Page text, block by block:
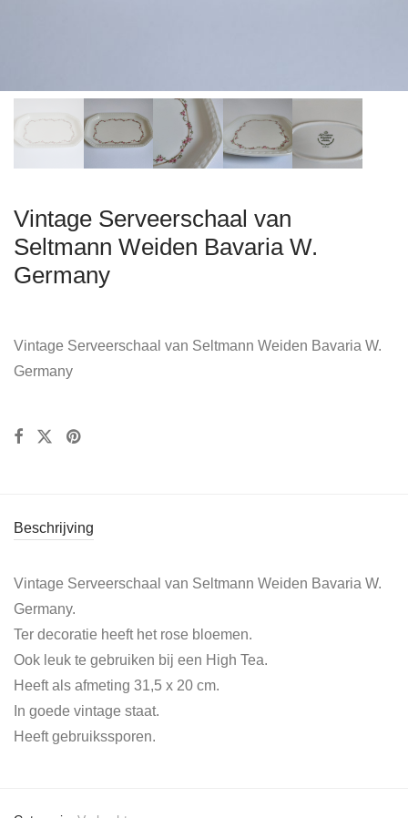
Vintage Serveerschaal van
Seltmann Weiden Bavaria W.
Germany
Vintage Serveerschaal van Seltmann Weiden Bavaria W.
Germany
Beschrijving
Vintage Serveerschaal van Seltmann Weiden Bavaria W.
Germany.
Ter decoratie heeft het rose bloemen.
Ook leuk te gebruiken bij een High Tea.
Heeft als afmeting 31,5 x 20 cm.
In goede vintage staat.
Heeft gebruikssporen.